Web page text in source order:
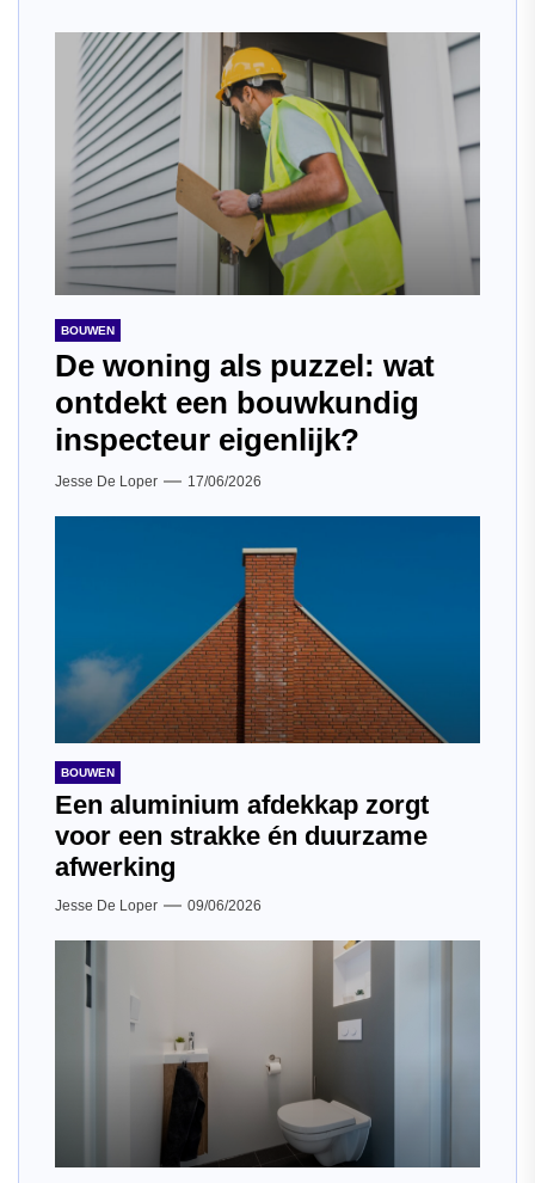
BOUWEN
De woning als puzzel: wat
ontdekt een bouwkundig
inspecteur eigenlijk?
Jesse De Loper 17/06/2026
BOUWEN
Een aluminium afdekkap zorgt
voor een strakke én duurzame
afwerking
Jesse De Loper 09/06/2026